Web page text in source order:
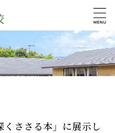
ささる本」に展示し